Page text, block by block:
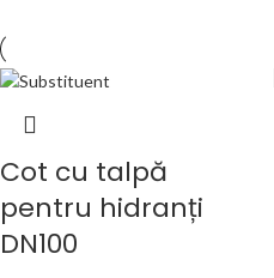
Cot cu talpă
pentru hidranți
DN100